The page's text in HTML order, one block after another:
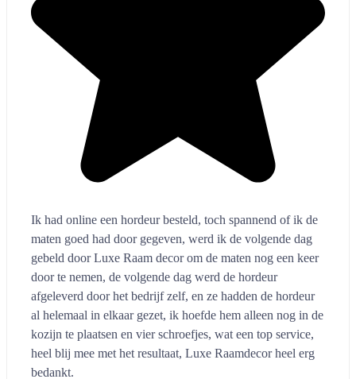
Ik had online een hordeur besteld, toch spannend of ik de
maten goed had door gegeven, werd ik de volgende dag
gebeld door Luxe Raam decor om de maten nog een keer
door te nemen, de volgende dag werd de hordeur
afgeleverd door het bedrijf zelf, en ze hadden de hordeur
al helemaal in elkaar gezet, ik hoefde hem alleen nog in de
kozijn te plaatsen en vier schroefjes, wat een top service,
heel blij mee met het resultaat, Luxe Raamdecor heel erg
bedankt.